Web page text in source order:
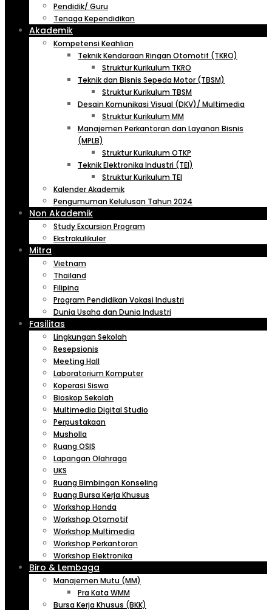
Pendidik/ Guru
Tenaga Kependidikan
Akademik
Kompetensi Keahlian
Teknik Kendaraan Ringan Otomotif (TKRO)
Struktur Kurikulum TKRO
Teknik dan Bisnis Sepeda Motor (TBSM)
Struktur Kurikulum TBSM
Desain Komunikasi Visual (DKV)/ Multimedia
Struktur Kurikulum MM
Manajemen Perkantoran dan Layanan Bisnis
(MPLB)
Struktur Kurikulum OTKP
Teknik Elektronika Industri (TEI)
Struktur Kurikulum TEI
Kalender Akademik
Pengumuman Kelulusan Tahun 2024
Non Akademik
Study Excursion Program
Ekstrakulikuler
Mitra
Vietnam
Thailand
Filipina
Program Pendidikan Vokasi Industri
Dunia Usaha dan Dunia Industri
Fasilitas
Lingkungan Sekolah
Resepsionis
Meeting Hall
Laboratorium Komputer
Koperasi Siswa
Bioskop Sekolah
Multimedia Digital Studio
Perpustakaan
Musholla
Ruang OSIS
Lapangan Olahraga
UKS
Ruang Bimbingan Konseling
Ruang Bursa Kerja Khusus
Workshop Honda
Workshop Otomotif
Workshop Multimedia
Workshop Perkantoran
Workshop Elektronika
Biro & Lembaga
Manajemen Mutu (MM)
Pra Kata WMM
Bursa Kerja Khusus (BKK)